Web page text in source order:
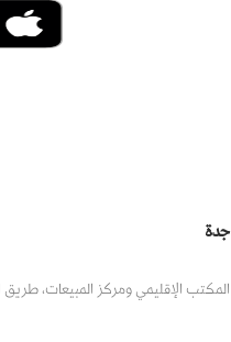
جدة
المكتب الإقليمي ومركز المبيعات، طريق